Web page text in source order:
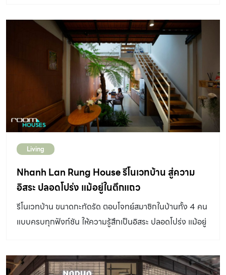
กิจกรรมหลักของมหกรรมศิลปะนานาชาติ เวนิส เบียนนาเล่
ครั้งที่ 60 มูลนิธิ บางกอก อาร์ต เบียนนาเล่ นำเสนอ
นิทรรศการศิลปะ The Spirits Of Maritime Crossing :
วิญญาณข้ามมหาสมุทร หนึ่งในกิจกรรมหลักของมหกรรม
ศิลปะนานาชาติ เวนิส เบียนนาเล่ ครั้งที่ 60 บอกเล่าเรื่องราว
ของความสัมพันธ์ 10,000 กิโลเมตร ของเมืองบางกอกและ
เวนิส ผ่าน 40 ผลงานศิลปะอันโดดเด่นของ 15 ศิลปินจาก
ภาคพื้นเอเชียตะวันออกเฉียงใต้ ตั้งแต่ภาพวาด ประติมากรรม
ลัทธิล่าอาณานิคม และการผสมผสานของวัฒนธรรมที่หลาก
หลายทั่วเอเชียตะวันออกเฉียงใต้ โดยเน้นไปที่สัญลักษณ์ของ
การข้ามน้ำ และการเดินทางทางทะเลเป็นพิเศษ The […]
Living
Nhanh Lan Rung House รีโนเวทบ้าน สู่ความ
อิสระ ปลอดโปร่ง แม้อยู่ในตึกแถว
รีโนเวทบ้าน ขนาดกะทัดรัด ตอบโจทย์สมาชิกในบ้านทั้ง 4 คน
แบบครบทุกฟังก์ชัน ให้ความรู้สึกเป็นอิสระ ปลอดโปร่ง แม้อยู่
และคุณยายที่แวะมาเยี่ยมเยือนนอนพักกับลูกหลานในบางครั้ง